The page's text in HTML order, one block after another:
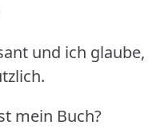
und ich glaube,
mein Buch?